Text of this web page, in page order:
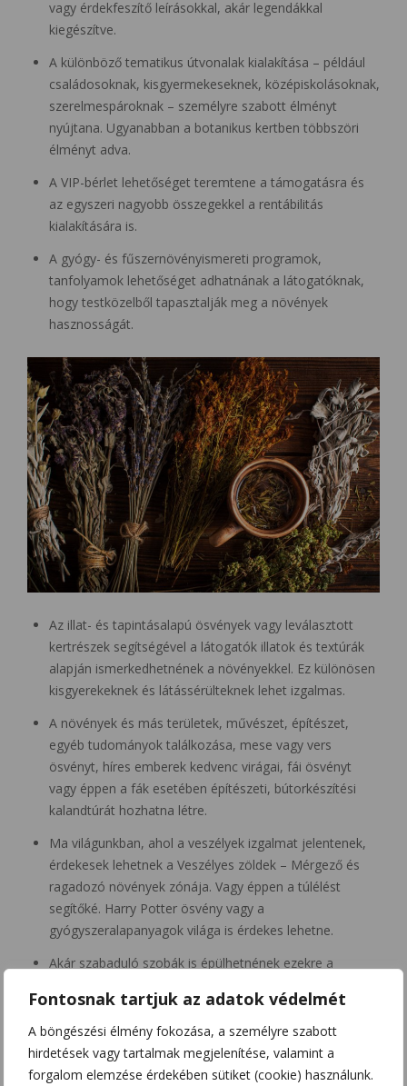
Fontosnak tartjuk az adatok védelmét
A böngészési élmény fokozása, a személyre szabott
hirdetések vagy tartalmak megjelenítése, valamint a
forgalom elemzése érdekében sütiket (cookie) használunk.
vagy érdekfeszítő leírásokkal, akár legendákkal
kiegészítve.
A különböző tematikus útvonalak kialakítása – például
családosoknak, kisgyermekeseknek, középiskolásoknak,
szerelmespároknak – személyre szabott élményt
nyújtana. Ugyanabban a botanikus kertben többszöri
élményt adva.
A VIP-bérlet lehetőséget teremtene a támogatásra és
az egyszeri nagyobb összegekkel a rentábilitás
kialakítására is.
A gyógy- és fűszernövényismereti programok,
tanfolyamok lehetőséget adhatnának a látogatóknak,
hogy testközelből tapasztalják meg a növények
hasznosságát.
Az illat- és tapintásalapú ösvények vagy leválasztott
kertrészek segítségével a látogatók illatok és textúrák
alapján ismerkedhetnének a növényekkel. Ez különösen
kisgyerekeknek és látássérülteknek lehet izgalmas.
A növények és más területek, művészet, építészet,
egyéb tudományok találkozása, mese vagy vers
ösvényt, híres emberek kedvenc virágai, fái ösvényt
vagy éppen a fák esetében építészeti, bútorkészítési
kalandtúrát hozhatna létre.
Ma világunkban, ahol a veszélyek izgalmat jelentenek,
érdekesek lehetnek a Veszélyes zöldek – Mérgező és
ragadozó növények zónája. Vagy éppen a túlélést
segítőké. Harry Potter ösvény vagy a
gyógyszeralapanyagok világa is érdekes lehetne.
Akár szabaduló szobák is épülhetnének ezekre a
Ready – fotó- és VR-zónákat, ahol interaktív,
futurisztikus, érdekes növényvilág, vagy hatalmas
trópusi levelek és színes installációk adhatnak tökéletes